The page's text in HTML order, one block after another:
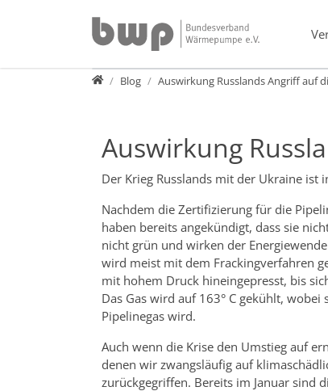
Presse
Blog Auswirkung Russlands Angriff auf
Auswirkung
Der Krieg Russlands mit der Ukraine ist
Nachdem die Zertifizierung für die
haben bereits angekündigt, dass sie
nicht grün und wirken der
wird meist mit dem Frackingverfahren
mit hohem Druck hineingepresst, bis
Das Gas wird auf 163° C gekühlt,
Pipelinegas wird.
Auch wenn die Krise den Umstieg auf
denen wir zwangsläufig auf
zurückgegriffen. Bereits im Januar sind